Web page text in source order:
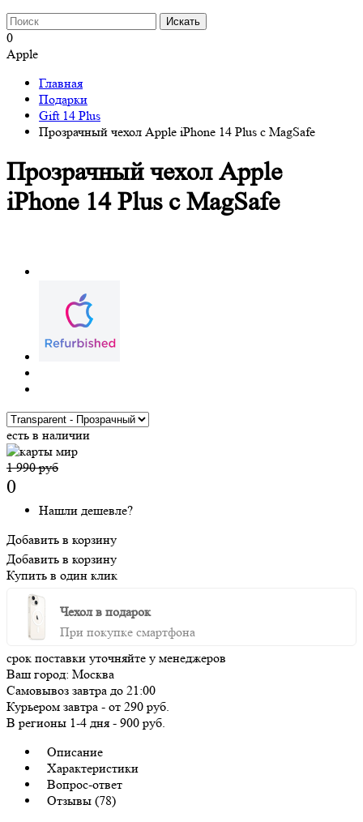
0
Apple
Главная
Подарки
Gift 14 Plus
Прозрачный чехол Apple iPhone 14 Plus c MagSafe
Прозрачный чехол Apple
iPhone 14 Plus c MagSafe
есть в наличии
1 990 руб
0
Нашли дешевле?
Добавить в корзину
Добавить в корзину
Купить в один клик
Чехол в подарок
При покупке смартфона
срок поставки уточняйте у менеджеров
Ваш город: Москва
Самовывоз завтра до 21:00
Курьером завтра - от 290 руб.
В регионы 1-4 дня - 900 руб.
Описание
Характеристики
Вопрос-ответ
Отзывы (78)